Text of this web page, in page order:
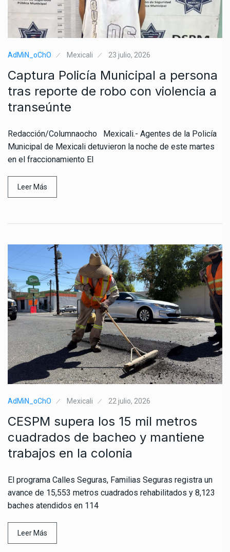
AdMiN_oChO Mexicali 23 julio, 2026
Captura Policía Municipal a persona
tras reporte de robo con violencia a
transeúnte
Redacción/Columnaocho Mexicali.- Agentes de la Policía
Municipal de Mexicali detuvieron la noche de este martes
en el fraccionamiento El
Leer Más
AdMiN_oChO Mexicali 22 julio, 2026
CESPM supera los 15 mil metros
cuadrados de bacheo y mantiene
trabajos en la colonia
El programa Calles Seguras, Familias Seguras registra un
avance de 15,553 metros cuadrados rehabilitados y 8,123
baches atendidos en 114
Leer Más